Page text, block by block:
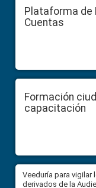
Plataforma de
Cuentas
Formación
capacitación
Veeduría para vigilar
derivados de la